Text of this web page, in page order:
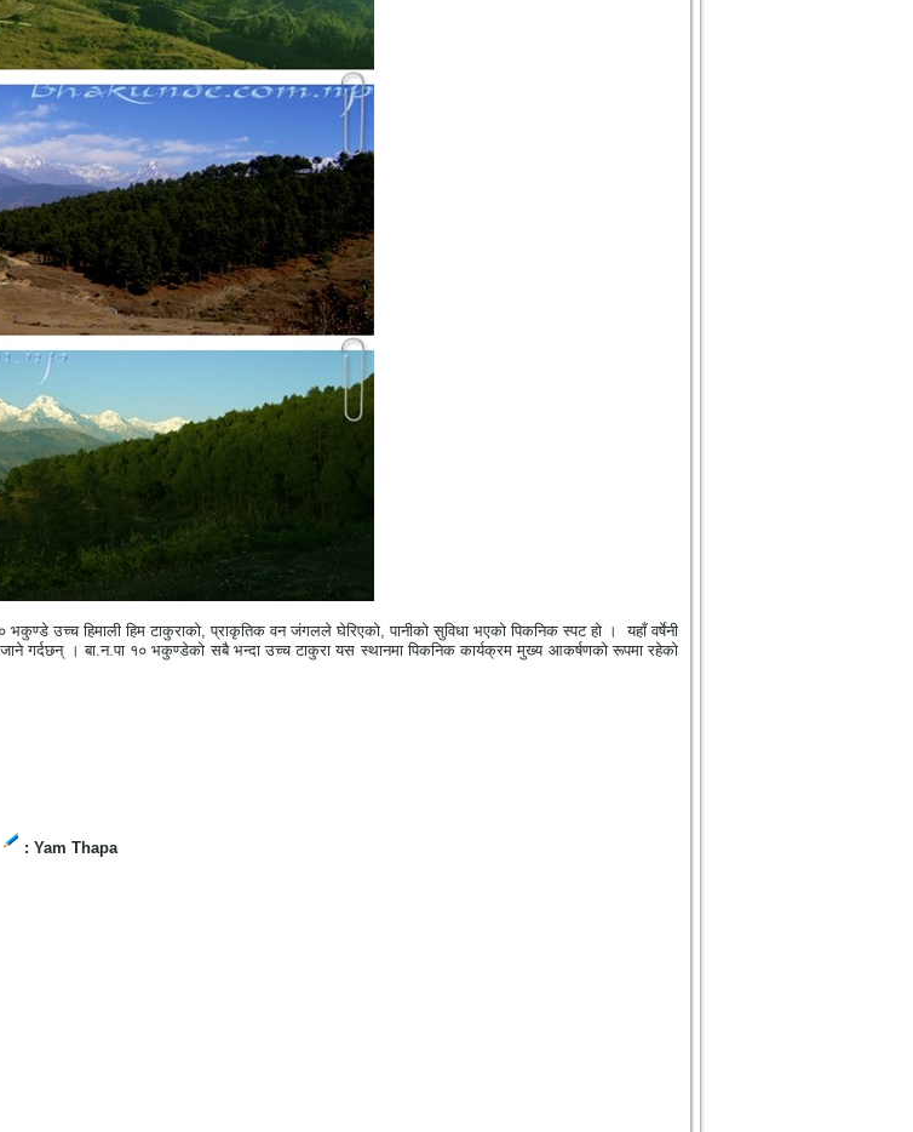
उच्च हिमाली हिम टाकुराको, प्राकृतिक वन जंगलले घेरिएको, पानीको सुविधा भएको पिकनिक स्पट हो । यहाँ वर्षेनी
जाने गर्दछन् । बा.न.पा १० भकुण्डेको सबै भन्दा उच्च टाकुरा यस स्थानमा पिकनिक कार्यक्रम मुख्य आकर्षणको रूपमा रहेको
: Yam Thapa